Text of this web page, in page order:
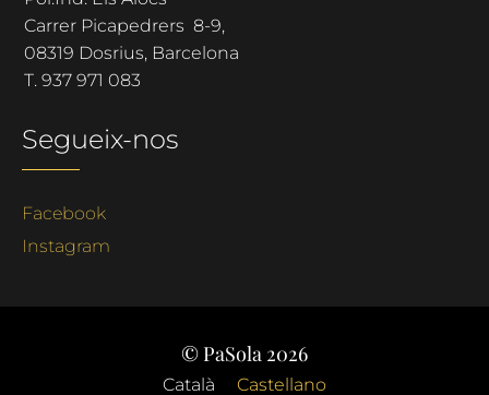
Carrer Picapedrers 8-9,
08319 Dosrius, Barcelona
T. 937 971 083
Segueix-nos
Facebook
Instagram
© PaSola 2026
Català
Castellano